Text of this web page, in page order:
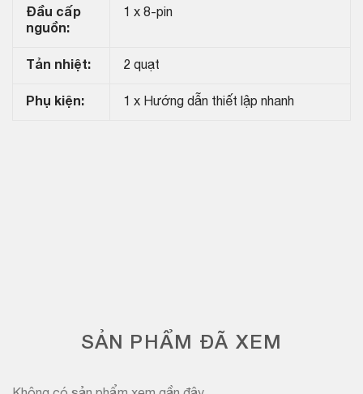
Đầu cấp
nguồn:
1 x 8-pin
Tản nhiệt: 2 quạt
Phụ kiện: 1 x Hướng dẫn thiết lập nhanh
SẢN PHẨM ĐÃ XEM